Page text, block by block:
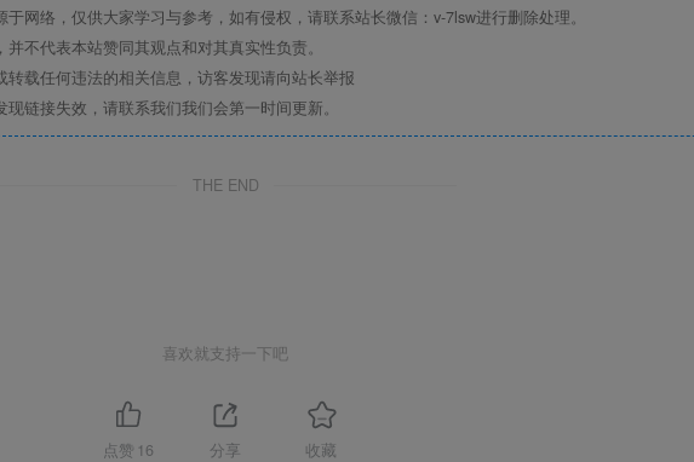
网络，仅供大家学习与参考，如有侵权，请联系站长微信：v-7lsw进行删除处理。
不代表本站赞同其观点和对其真实性负责。
载任何违法的相关信息，访客发现请向站长举报
链接失效，请联系我们我们会第一时间更新。
THE END
喜欢就支持一下吧
点赞 16 分享 收藏